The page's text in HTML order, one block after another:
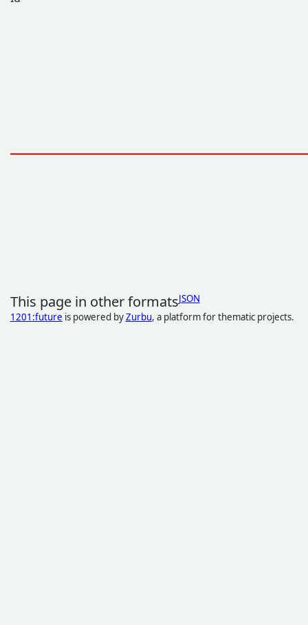
This page in other formatsJSON
1201:future is powered byZurbu, a platform for thematic projects.